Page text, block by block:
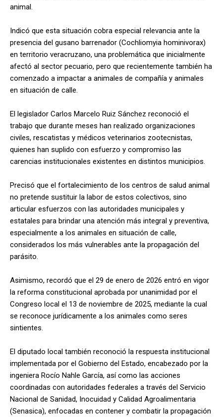
animal.
Indicó que esta situación cobra especial relevancia ante la
presencia del gusano barrenador (Cochliomyia hominivorax)
en territorio veracruzano, una problemática que inicialmente
afectó al sector pecuario, pero que recientemente también ha
comenzado a impactar a animales de compañía y animales
en situación de calle.
El legislador Carlos Marcelo Ruiz Sánchez reconoció el
trabajo que durante meses han realizado organizaciones
civiles, rescatistas y médicos veterinarios zootecnistas,
quienes han suplido con esfuerzo y compromiso las
carencias institucionales existentes en distintos municipios.
Precisó que el fortalecimiento de los centros de salud animal
no pretende sustituir la labor de estos colectivos, sino
articular esfuerzos con las autoridades municipales y
estatales para brindar una atención más integral y preventiva,
especialmente a los animales en situación de calle,
considerados los más vulnerables ante la propagación del
parásito.
Asimismo, recordó que el 29 de enero de 2026 entró en vigor
la reforma constitucional aprobada por unanimidad por el
Congreso local el 13 de noviembre de 2025, mediante la cual
se reconoce jurídicamente a los animales como seres
sintientes.
El diputado local también reconoció la respuesta institucional
implementada por el Gobierno del Estado, encabezado por la
ingeniera Rocío Nahle García, así como las acciones
coordinadas con autoridades federales a través del Servicio
Nacional de Sanidad, Inocuidad y Calidad Agroalimentaria
(Senasica), enfocadas en contener y combatir la propagación